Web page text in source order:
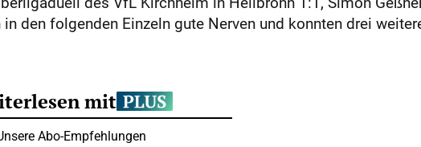
den folgenden Einzeln gute Nerven und konnten drei